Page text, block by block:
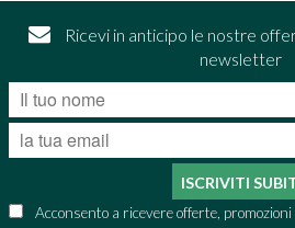
Ricevi in anticipo le nostre
newsletter
ISCRIVITI
Acconsento a ricevere offerte,